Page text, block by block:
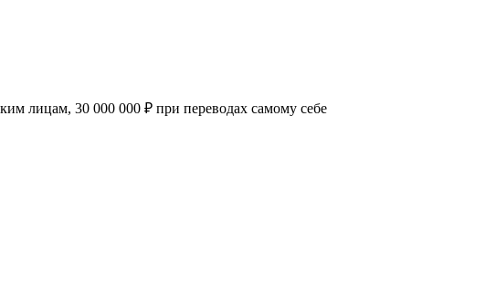
лицам, 30 000 000 ₽ при переводах самому себе